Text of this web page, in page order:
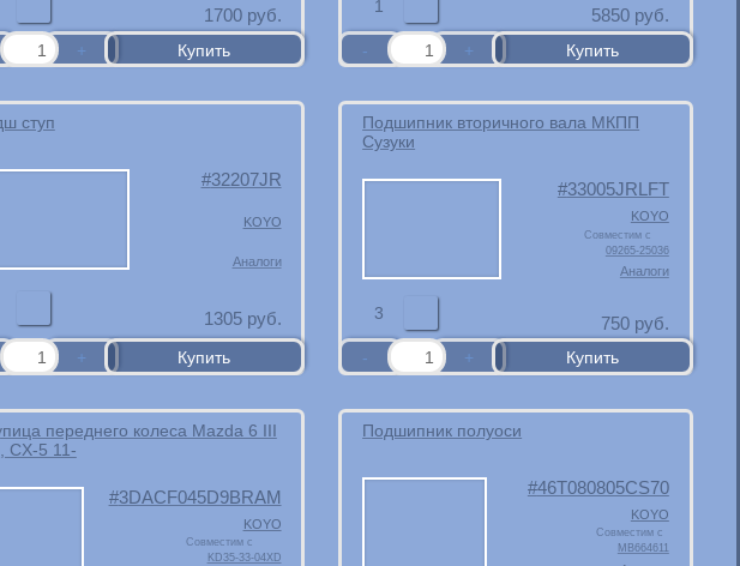
1700руб. 1 5850руб.
ступ
32207JR
KOYO
Аналоги
1305руб.
Подшипник вторичного вала МКПП
Сузуки
33005JRLFT
KOYO
Совместим с
09265-25036
Аналоги
3 750руб.
переднего колеса Mazda 6 III
CX-5 11-
3DACF045D9BRAM
KOYO
Совместим с
KD35-33-04XD
Подшипник полуоси
46T080805CS70
KOYO
Совместим с
MB664611